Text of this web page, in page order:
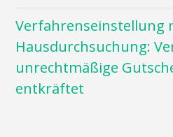
Verfahrenseinstellung
Hausdurchsuchung:
unrechtmäßige
entkräftet